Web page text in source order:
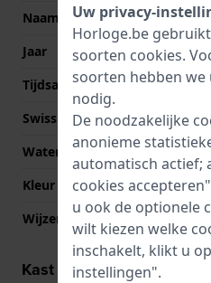
Naam
Jaar
Tijdsaanduiding
Swiss Made
Waterdichtheid
Kleur Wijzerplaat
Wijzer kleuren (u,m,s)
Kast informatie
Uw privacy-
Horloge.be
soorten cookies.
soorten hebben
nodig.
De noodzakelijke
anonieme
automatisch actief;
cookies
u ook de optionele
wilt kiezen welke
inschakelt, klikt u
instellingen".